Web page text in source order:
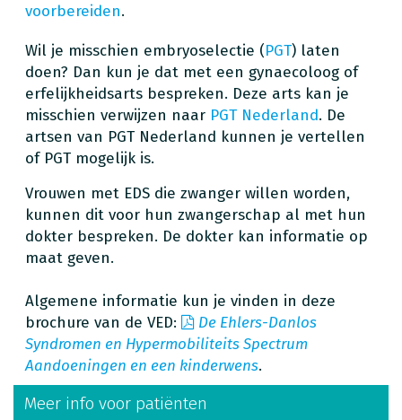
voorbereiden.
Wil je misschien embryoselectie (PGT) laten
doen? Dan kun je dat met een gynaecoloog of
erfelijkheidsarts bespreken. Deze arts kan je
misschien verwijzen naar PGT Nederland. De
artsen van PGT Nederland kunnen je vertellen
of PGT mogelijk is.
Vrouwen met EDS die zwanger willen worden,
kunnen dit voor hun zwangerschap al met hun
dokter bespreken. De dokter kan informatie op
maat geven.
Algemene informatie kun je vinden in deze
brochure van de VED:
De Ehlers-Danlos
Syndromen en Hypermobiliteits Spectrum
Aandoeningen en een kinderwens.
Meer info voor patiënten